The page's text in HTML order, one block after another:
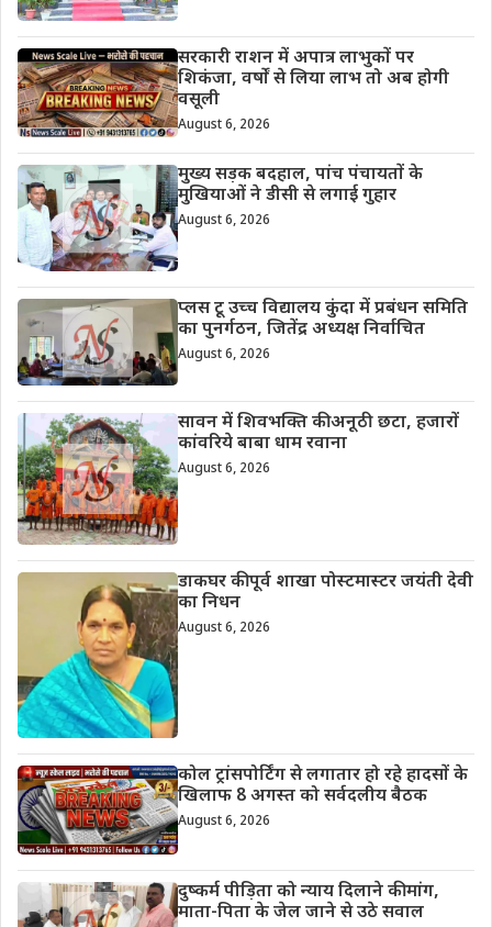
सरकारी राशन में अपात्र लाभुकों पर
शिकंजा, वर्षों से लिया लाभ तो अब होगी
वसूली
August 6, 2026
मुख्य सड़क बदहाल, पांच पंचायतों के
मुखियाओं ने डीसी से लगाई गुहार
August 6, 2026
प्लस टू उच्च विद्यालय कुंदा में प्रबंधन समिति
का पुनर्गठन, जितेंद्र अध्यक्ष निर्वाचित
August 6, 2026
सावन में शिवभक्ति की अनूठी छटा, हजारों
कांवरिये बाबा धाम रवाना
August 6, 2026
डाकघर की पूर्व शाखा पोस्टमास्टर जयंती देवी
का निधन
August 6, 2026
कोल ट्रांसपोर्टिंग से लगातार हो रहे हादसों के
खिलाफ 8 अगस्त को सर्वदलीय बैठक
August 6, 2026
दुष्कर्म पीड़िता को न्याय दिलाने की मांग,
माता-पिता के जेल जाने से उठे सवाल